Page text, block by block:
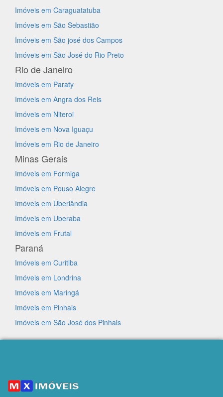
Imóveis em Caraguatatuba
Imóveis em São Sebastião
Imóveis em São josé dos Campos
Imóveis em São José do Rio Preto
Rio de Janeiro
Imóveis em Paraty
Imóveis em Angra dos Reis
Imóveis em Niteroi
Imóveis em Nova Iguaçu
Imóveis em Rio de Janeiro
Minas Gerais
Imóveis em Formiga
Imóveis em Pouso Alegre
Imóveis em Uberlândia
Imóveis em Uberaba
Imóveis em Frutal
Paraná
Imóveis em Curitiba
Imóveis em Londrina
Imóveis em Maringá
Imóveis em Pinhais
Imóveis em São José dos Pinhais